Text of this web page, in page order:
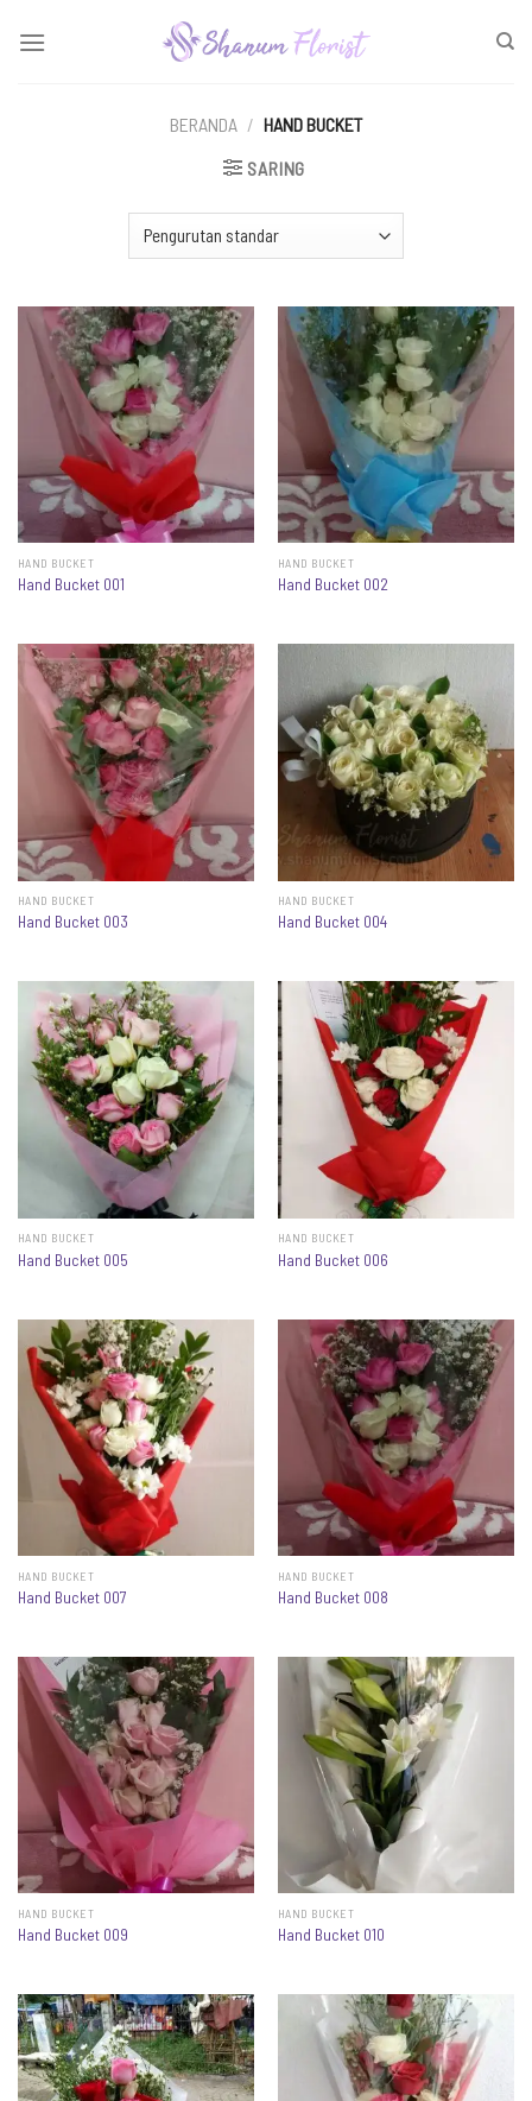
BERANDA / HAND BUCKET
SARING
HAND BUCKET
Hand Bucket 001
HAND BUCKET
Hand Bucket 002
HAND BUCKET
Hand Bucket 003
HAND BUCKET
Hand Bucket 004
HAND BUCKET
Hand Bucket 005
HAND BUCKET
Hand Bucket 006
HAND BUCKET
Hand Bucket 007
HAND BUCKET
Hand Bucket 008
HAND BUCKET
Hand Bucket 009
HAND BUCKET
Hand Bucket 010